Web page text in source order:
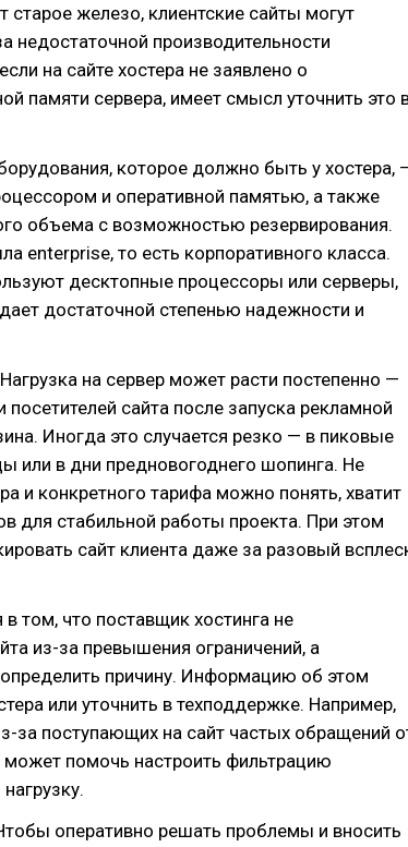
старое железо, клиентские сайты могут
недостаточной производительности
на сайте хостера не заявлено о
памяти сервера, имеет смысл уточнить это
которое должно быть у хостера,
и оперативной памятью, а также
объема с возможностью резервирования.
enterprise, то есть корпоративного класса.
десктопные процессоры или серверы,
достаточной степенью надежности и
Нагрузка на сервер может расти постепенно —
посетителей сайта после запуска рекламной
Иногда это случается резко — в пиковые
или в дни предновогоднего шопинга. Не
и конкретного тарифа можно понять, хватит
для стабильной работы проекта. При этом
сайт клиента даже за разовый
том, что поставщик хостинга не
из-за превышения ограничений, а
причину. Информацию об этом
или уточнить в техподдержке. Например,
за поступающих на сайт частых обращений
может помочь настроить фильтрацию
оперативно решать проблемы и вносить